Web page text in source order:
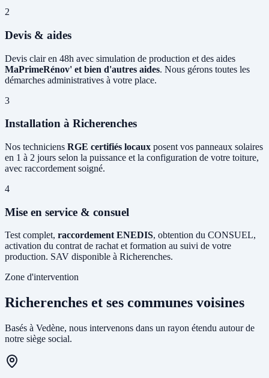
2
Devis & aides
Devis clair en 48h avec simulation de production et des aides
MaPrimeRénov' et bien d'autres aides. Nous gérons toutes les
démarches administratives à votre place.
3
Installation à Richerenches
Nos techniciens RGE certifiés locaux posent vos panneaux solaires
en 1 à 2 jours selon la puissance et la configuration de votre toiture,
avec raccordement soigné.
4
Mise en service & consuel
Test complet, raccordement ENEDIS, obtention du CONSUEL,
activation du contrat de rachat et formation au suivi de votre
production. SAV disponible à Richerenches.
Zone d'intervention
Richerenches et ses communes voisines
Basés à Vedène, nous intervenons dans un rayon étendu autour de
notre siège social.